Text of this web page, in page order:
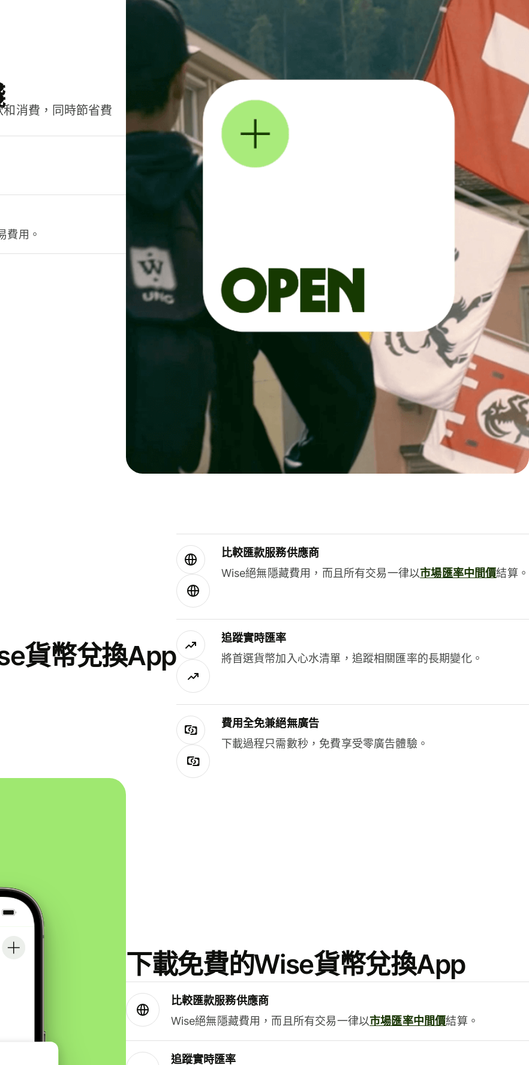
消費，同時節省費
費用。
貨幣兌換App
比較匯款服務供應商
Wise絕無隱藏費用，而且所有交易一律以市場匯率中間價結算。
追蹤實時匯率
將首選貨幣加入心水清單，追蹤相關匯率的長期變化。
費用全免兼絕無廣告
下載過程只需數秒，免費享受零廣告體驗。
下載免費的Wise貨幣兌換App
比較匯款服務供應商
Wise絕無隱藏費用，而且所有交易一律以市場匯率中間價結算。
追蹤實時匯率